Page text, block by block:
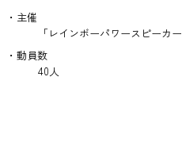
・主催
「レインボーパワースピーカ
・動員数
40人